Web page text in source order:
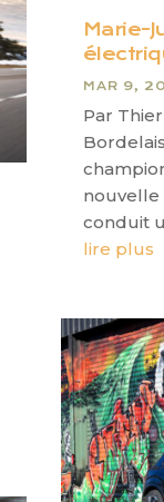
Marie-
MAR 9,
Par
nouvelle
conduit
lire plus